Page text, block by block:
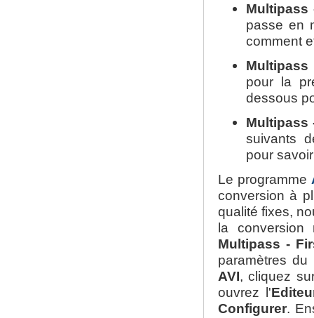
Multipass
passe en
comment
pour la
dessous
Multipass
suivants
pour
Le programme
conversion à
qualité fixes,
la conversion
Multipass -
paramètres
AVI, cliquez
ouvrez l'
Configurer.